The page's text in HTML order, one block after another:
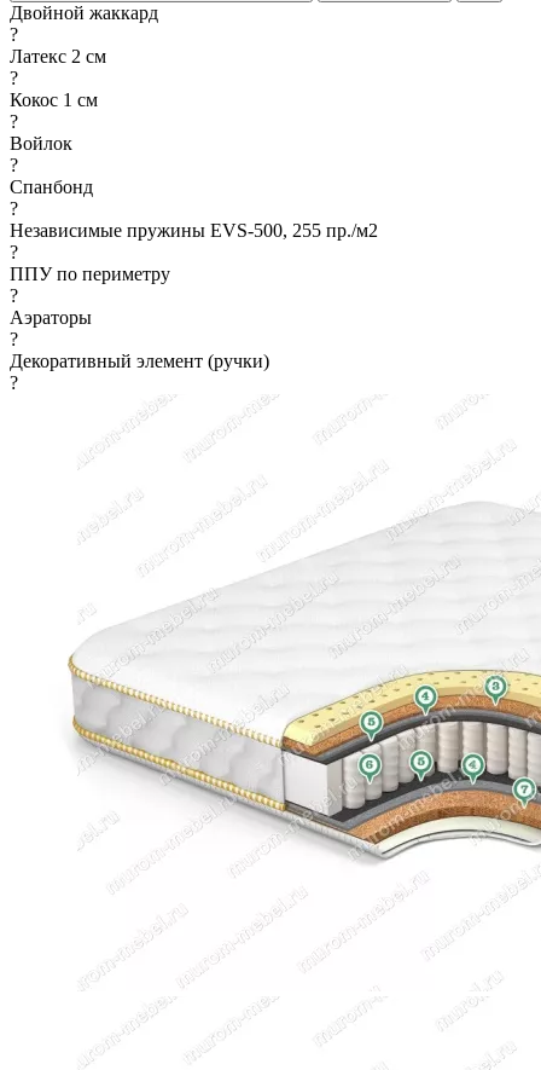
Двойной жаккард
?
Латекс 2 см
?
Кокос 1 см
?
Войлок
?
Спанбонд
?
Независимые пружины EVS-500, 255 пр./м2
?
ППУ по периметру
?
Аэраторы
?
Декоративный элемент (ручки)
?